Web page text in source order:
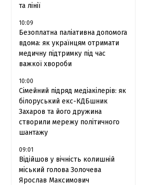
та лінії
10:09
Безоплатна паліативна допомога
вдома: як українцям отримати
медичну підтримку під час
важкої хвороби
10:00
Сімейний підряд медіакілерів: як
білоруський екс-КДБшник
Захаров та його дружина
створили мережу політичного
шантажу
09:01
Відійшов у вічність колишній
міський голова Золочева
Ярослав Максимович